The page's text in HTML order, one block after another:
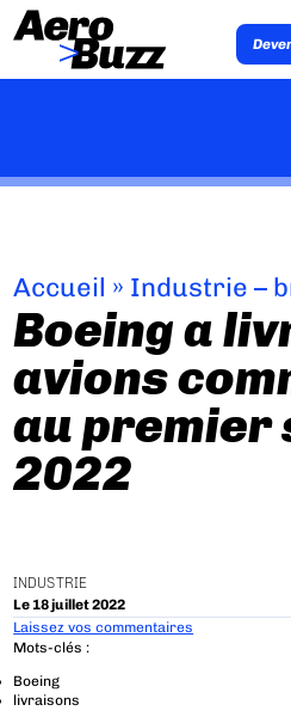
Accueil » Industrie –
Boeing a
avions
au premier
2022
INDUSTRIE
Le 18 juillet 2022
Laissez vos commentaires
Mots-clés :
Boeing
livraisons